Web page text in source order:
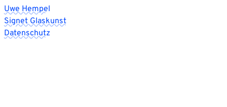
Uwe Hempel
Signet Glaskunst
Datenschutz